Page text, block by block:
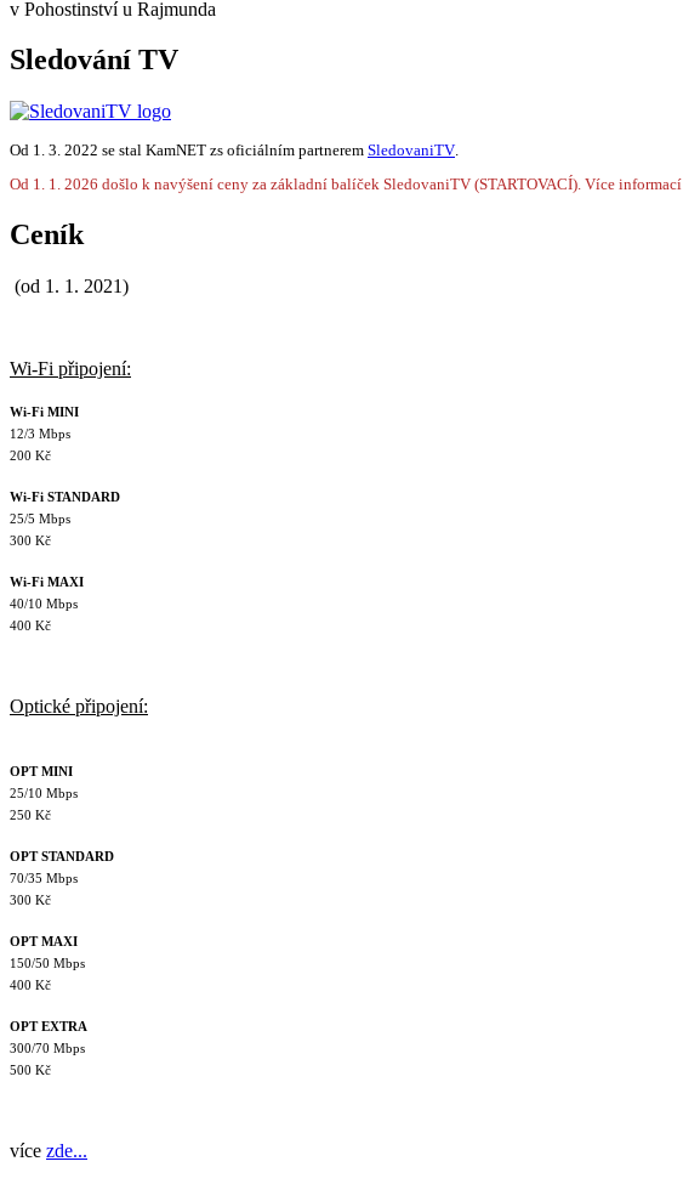
v Pohostinství u Rajmunda
Sledování TV
Od 1. 3. 2022 se stal KamNET zs oficiálním partnerem SledovaniTV.
Od 1. 1. 2026 došlo k navýšení ceny za základní balíček SledovaniTV (STARTOVACÍ). Více informací
Ceník
(od 1. 1. 2021)
Wi-Fi připojení:
Wi-Fi MINI
12/3 Mbps
200 Kč
Wi-Fi STANDARD
25/5 Mbps
300 Kč
Wi-Fi MAXI
40/10 Mbps
400 Kč
Optické připojení:
OPT MINI
25/10 Mbps
250 Kč
OPT STANDARD
70/35 Mbps
300 Kč
OPT MAXI
150/50 Mbps
400 Kč
OPT EXTRA
300/70 Mbps
500 Kč
více zde...